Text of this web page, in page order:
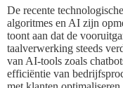
De recente
algoritmes en AI zijn
toont aan dat de
taalverwerking steeds
van AI-tools zoals
efficiëntie van